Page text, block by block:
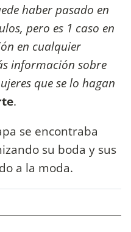
haber pasado en
pero es 1 caso en
en cualquier
información sobre
que se lo hagan
.
se encontraba
su boda y sus
a la moda.